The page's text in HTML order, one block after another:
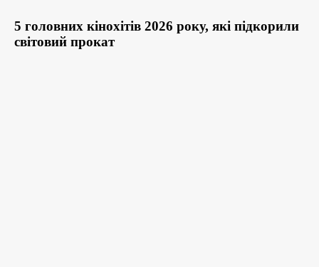
5 головних кінохітів 2026 року, які підкорили
світовий прокат